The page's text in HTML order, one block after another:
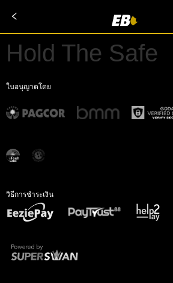
Hold The Safe
ใบอนุญาตโดย
วิธีการชำระเงิน